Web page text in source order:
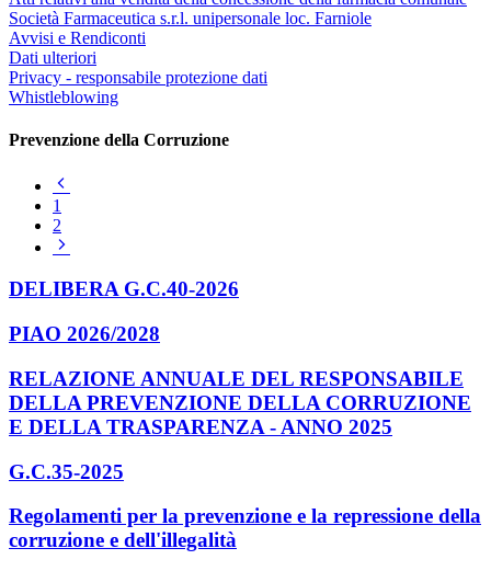
Società Farmaceutica s.r.l. unipersonale loc. Farniole
Avvisi e Rendiconti
Dati ulteriori
Privacy - responsabile protezione dati
Whistleblowing
Prevenzione della Corruzione
1
2
DELIBERA G.C.40-2026
PIAO 2026/2028
RELAZIONE ANNUALE DEL RESPONSABILE
DELLA PREVENZIONE DELLA CORRUZIONE
E DELLA TRASPARENZA - ANNO 2025
G.C.35-2025
Regolamenti per la prevenzione e la repressione della
corruzione e dell'illegalità